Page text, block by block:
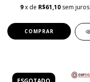
9x de R$61,10 sem juros